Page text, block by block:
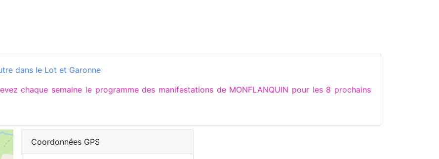
dans le Lot et Garonne
chaque semaine le programme des manifestations de MONFLANQUIN pour les 8 prochains
Coordonnées GPS